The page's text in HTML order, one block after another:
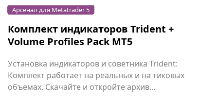
Арсенал для Metatrader 5
Комплект индикаторов Trident +
Volume Profiles Pack MT5
Установка индикаторов и советника Trident:
Комплект работает на реальных и на тиковых
объемах. Скачайте и откройте архив